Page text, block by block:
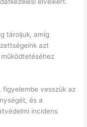
elveikért.
tároljuk, amíg
azt
vesszük az
és a
incidens